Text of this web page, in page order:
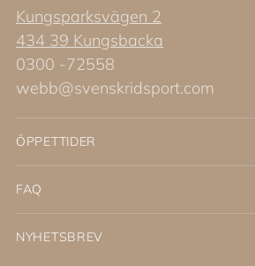
Kungsparksvägen 2
434 39 Kungsbacka
0300 -72558
webb@svenskridsport.com
ÖPPETTIDER
FAQ
NYHETSBREV